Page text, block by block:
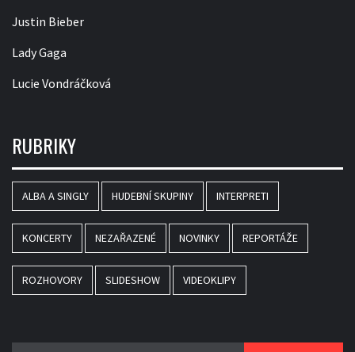
Justin Bieber
Lady Gaga
Lucie Vondráčková
RUBRIKY
ALBA A SINGLY HUDEBNÍ SKUPINY INTERPRETI
KONCERTY NEZAŘAZENÉ NOVINKY REPORTÁŽE
ROZHOVORY SLIDESHOW VIDEOKLIPY